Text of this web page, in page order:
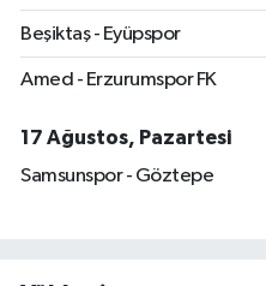
Beşiktaş - Eyüpspor
Amed - Erzurumspor FK
17 Ağustos, Pazartesi
Samsunspor - Göztepe